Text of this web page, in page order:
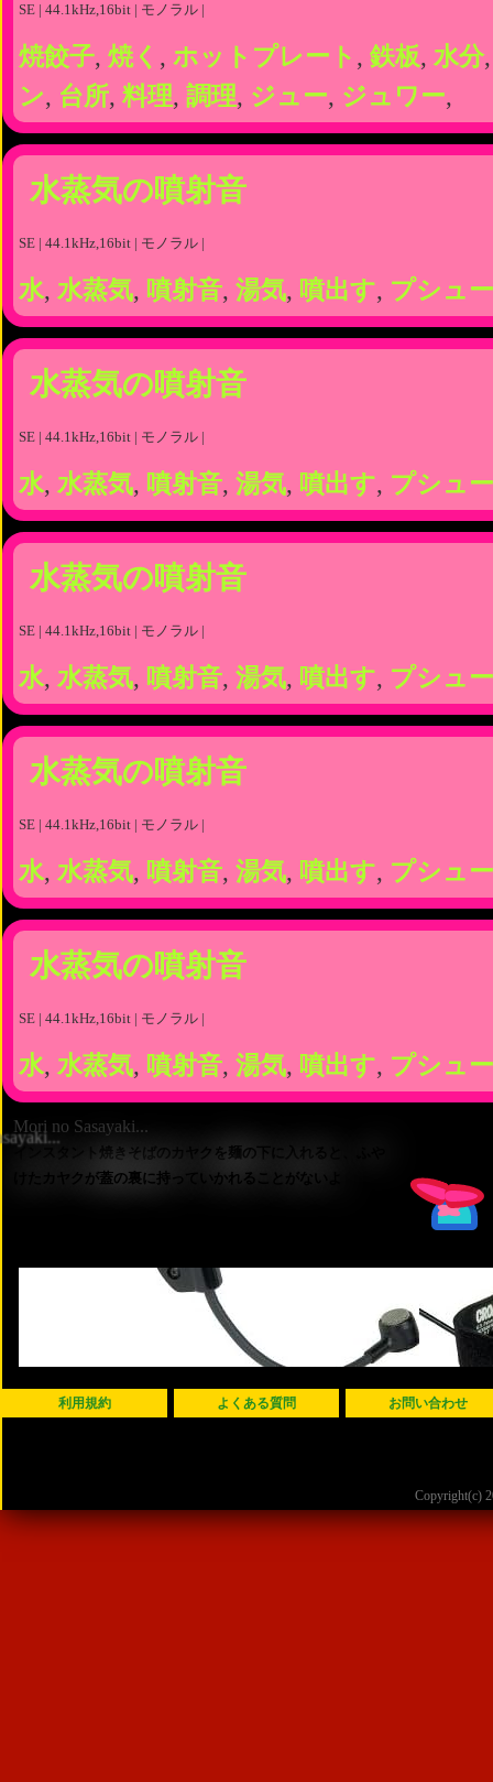
SE | 44.1kHz,16bit | モノラル |
焼餃子, 焼く , ホットプレート , 鉄板, 水分
ン, 台所, 料理, 調理, ジュー, ジュワー,
水蒸気の噴射音
SE | 44.1kHz,16bit | モノラル |
水, 水蒸気, 噴射音, 湯気, 噴出す, プシュー
水蒸気の噴射音
SE | 44.1kHz,16bit | モノラル |
水, 水蒸気, 噴射音, 湯気, 噴出す, プシュー
水蒸気の噴射音
SE | 44.1kHz,16bit | モノラル |
水, 水蒸気, 噴射音, 湯気, 噴出す, プシュー
水蒸気の噴射音
SE | 44.1kHz,16bit | モノラル |
水, 水蒸気, 噴射音, 湯気, 噴出す, プシュー
水蒸気の噴射音
SE | 44.1kHz,16bit | モノラル |
水, 水蒸気, 噴射音, 湯気, 噴出す, プシュー
Mori no Sasayaki...
インスタント焼きそばのカヤクを麺の下に入れると、ふや
けたカヤクが蓋の裏に持っていかれることがないよ
利用規約 よくある質問 お問い合わせ
Copyright(c)